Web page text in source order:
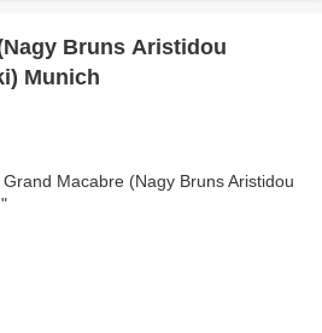
Bruns Aristidou
Munich